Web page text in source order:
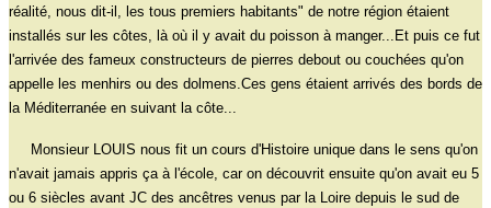
réalité, nous dit-il, les tous premiers habitants" de notre région étaient
installés sur les côtes, là où il y avait du poisson à manger...Et puis ce fut
l'arrivée des fameux constructeurs de pierres debout ou couchées qu'on
appelle les menhirs ou des dolmens.Ces gens étaient arrivés des bords de
la Méditerranée en suivant la côte...
Monsieur LOUIS nous fit un cours d'Histoire unique dans le sens qu'on
n'avait jamais appris ça à l'école, car on découvrit ensuite qu'on avait eu 5
ou 6 siècles avant JC des ancêtres venus par la Loire depuis le sud de